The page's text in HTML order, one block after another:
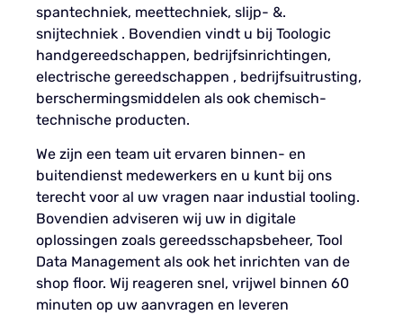
spantechniek, meettechniek, slijp- &.
snijtechniek . Bovendien vindt u bij Toologic
handgereedschappen, bedrijfsinrichtingen,
electrische gereedschappen , bedrijfsuitrusting,
berschermingsmiddelen als ook chemisch-
technische producten.
We zijn een team uit ervaren binnen- en
buitendienst medewerkers en u kunt bij ons
terecht voor al uw vragen naar industial tooling.
Bovendien adviseren wij uw in digitale
oplossingen zoals gereedsschapsbeheer, Tool
Data Management als ook het inrichten van de
shop floor. Wij reageren snel, vrijwel binnen 60
minuten op uw aanvragen en leveren